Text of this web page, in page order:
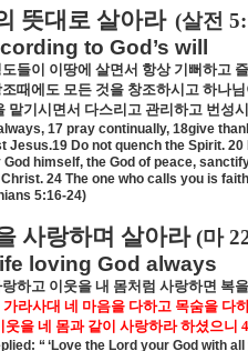
뜻대로 살아라 (살전
to God’s will
들이 이땅에 살면서 항상 기뻐하고
때에도 모든 것을 창조하시고 하나
맡기시면서 다스리고 관리하고 번성
17 pray continually, 18give
Jesus.19 Do not quench the Spirit.
God himself, the God of peace,
24 The one who calls you is
5:16-24)
사랑하며 살아라(마
loving God always
하고 이웃을 내 몸처럼 사랑하면 복
라사대 네 마음을 다하고 목숨을 다
웃을 네 몸과 같이 사랑하라 하셨으니
“ ‘Love the Lord your God with